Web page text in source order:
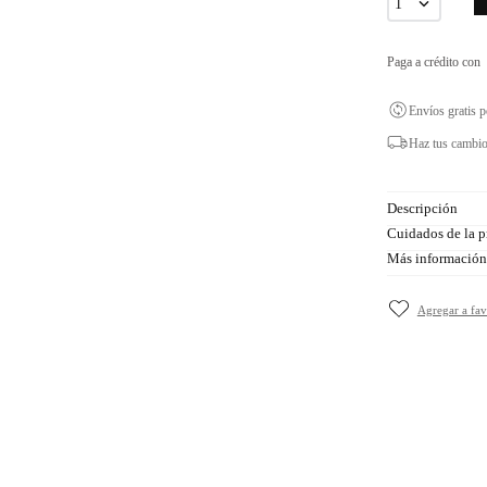
1
Paga a crédito con
Envíos gratis
Haz tus
Descripción
Cuidados de la
Más información